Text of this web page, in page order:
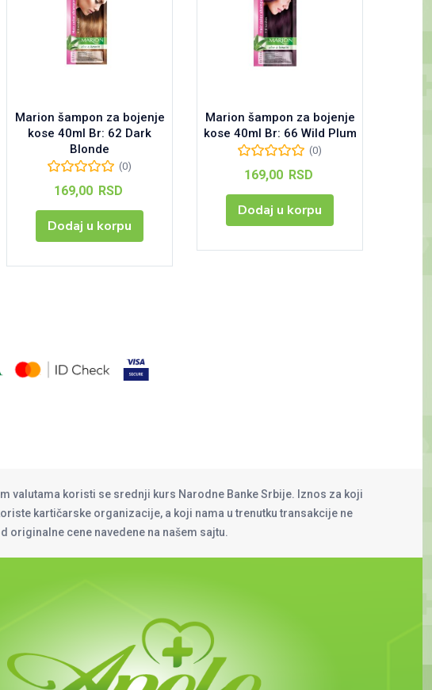
Marion šampon za bojenje
kose 40ml Br: 62 Dark
Blonde
(0)
169,00 RSD
Dodaj u korpu
Marion šampon za bojenje
kose 40ml Br: 66 Wild Plum
(0)
169,00 RSD
Dodaj u korpu
valutama koristi se srednji kurs Narodne Banke Srbije. Iznos za koji
kartičarske organizacije, a koji nama u trenutku transakcije ne
originalne cene navedene na našem sajtu.